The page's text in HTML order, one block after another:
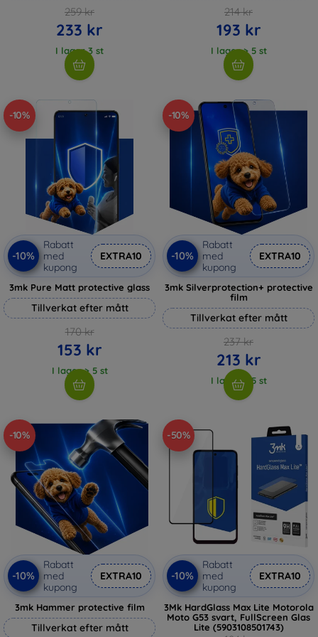
259 kr
233 kr
I lager 3 st
214 kr
193 kr
I lager > 5 st
-10%
-10%
Rabatt
med
kupong
EXTRA10
3mk Pure Matt protective glass
Tillverkat efter mått
170 kr
153 kr
I lager > 5 st
-10%
-10%
Rabatt
med
kupong
EXTRA10
3mk Silverprotection+ protective
film
Tillverkat efter mått
237 kr
213 kr
I lager > 5 st
-10%
-10%
Rabatt
med
kupong
EXTRA10
3mk Hammer protective film
Tillverkat efter mått
-50%
-10%
Rabatt
med
kupong
EXTRA10
3Mk HardGlass Max Lite Motorola
Moto G53 svart, FullScreen Glas
Lite (5903108501743)